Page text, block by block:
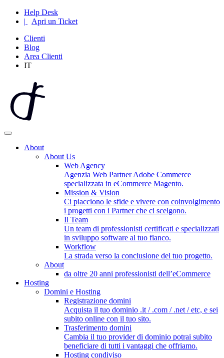
Help Desk
|
Apri un Ticket
Clienti
Blog
Area Clienti
IT
About
About Us
Web Agency
Agenzia Web Partner Adobe Commerce
specializzata in eCommerce Magento.
Mission & Vision
Ci piacciono le sfide e vivere con coinvolgimento
i progetti con i Partner che ci scelgono.
Il Team
Un team di professionisti certificati e specializzati
in sviluppo software al tuo fianco.
Workflow
La strada verso la conclusione del tuo progetto.
About
da oltre 20 anni professionisti dell’eCommerce
Hosting
Domini e Hosting
Registrazione domini
Acquista il tuo dominio .it / .com / .net / etc, e sei
subito online con il tuo sito.
Trasferimento domini
Cambia il tuo provider di dominio potrai subito
beneficiare di tutti i vantaggi che offriamo.
Hosting condiviso